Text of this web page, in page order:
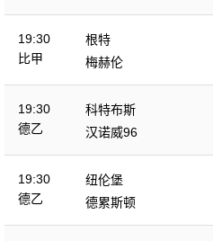
19:30
比甲
根特
梅赫伦
19:30
德乙
科特布斯
汉诺威96
19:30
德乙
纽伦堡
德累斯顿